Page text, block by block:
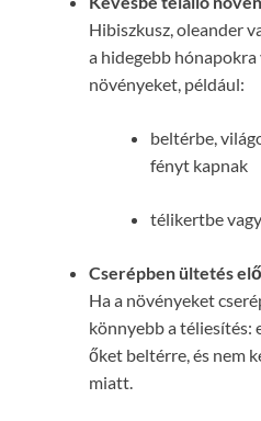
Hibiszkusz, oleander
a hidegebb
növényeket, például:
beltérbe,
fényt kapnak
télikertbe
Cserépben ültetés
Ha a növényeket
könnyebb a téliesítés:
őket beltérre, és nem
miatt.